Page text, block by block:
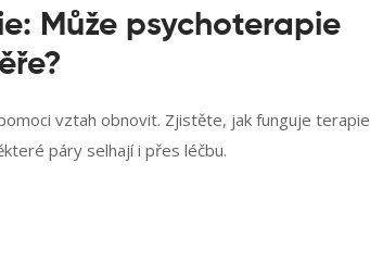
Může psychoterapie
vztah obnovit. Zjistěte, jak funguje terapie
páry selhají i přes léčbu.